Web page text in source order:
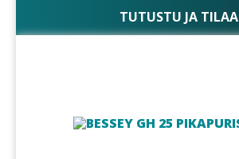
TUTUSTU JA TILAA